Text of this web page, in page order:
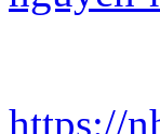
https://